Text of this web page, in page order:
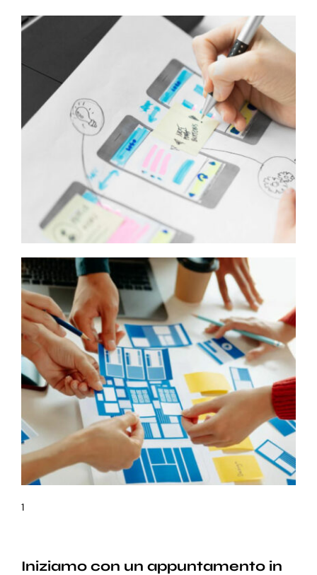
1
Iniziamo con un appuntamento in